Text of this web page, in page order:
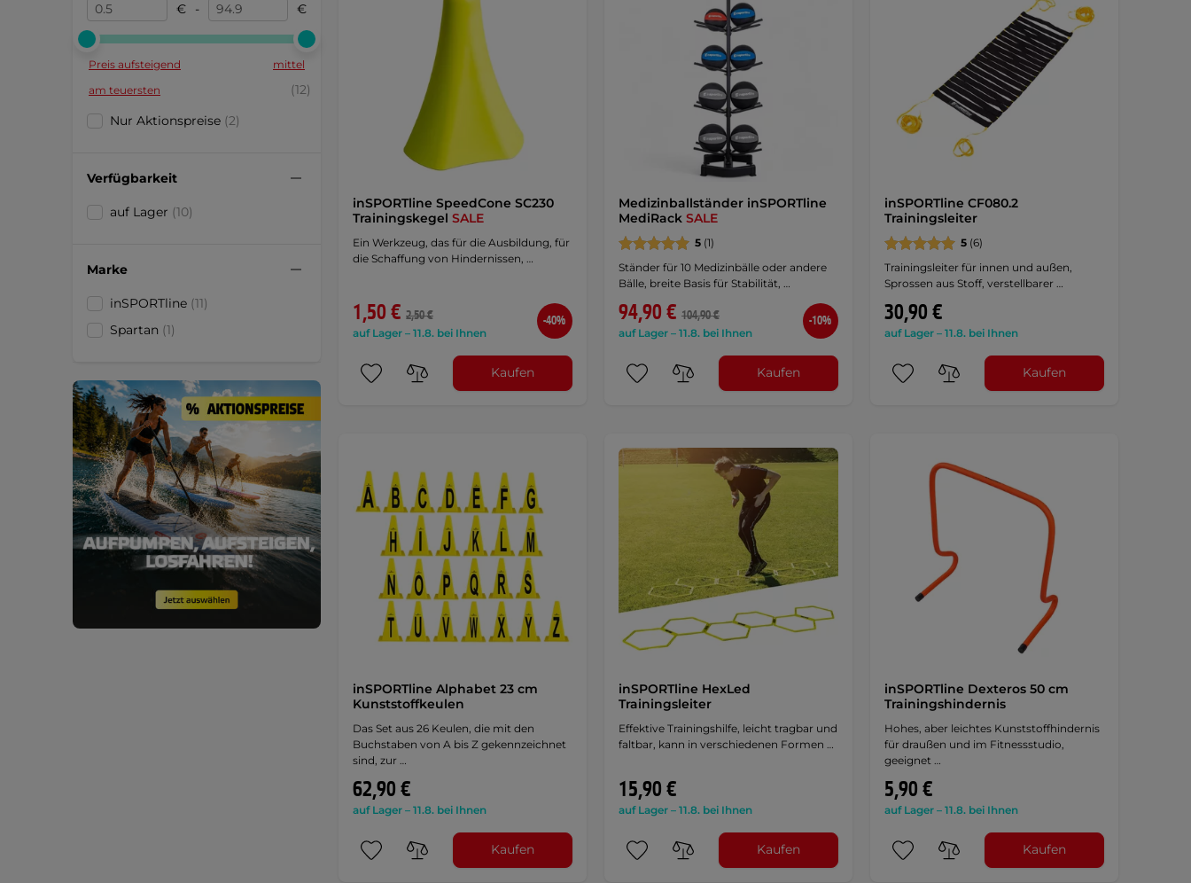
€ - €
Preis aufsteigend
mittel
am teuersten
(12)
Nur Aktionspreise (2)
Verfügbarkeit
auf Lager (10)
Marke
inSPORTline (11)
Spartan (1)
inSPORTline SpeedCone SC230
Trainingskegel SALE
Ein Werkzeug, das für die Ausbildung, für
die Schaffung von Hindernissen, …
1,50 € 2,50 €
auf Lager – 11.8. bei Ihnen
-40%
Kaufen
Medizinballständer inSPORTline
MediRack SALE
5(1)
Ständer für 10 Medizinbälle oder andere
Bälle, breite Basis für Stabilität, …
94,90 € 104,90 €
auf Lager – 11.8. bei Ihnen
-10%
Kaufen
inSPORTline CF080.2
Trainingsleiter
5(6)
Trainingsleiter für innen und außen,
Sprossen aus Stoff, verstellbarer …
30,90 €
auf Lager – 11.8. bei Ihnen
Kaufen
inSPORTline Alphabet 23 cm
Kunststoffkeulen
Das Set aus 26 Keulen, die mit den
Buchstaben von A bis Z gekennzeichnet
sind, zur …
62,90 €
auf Lager – 11.8. bei Ihnen
Kaufen
inSPORTline HexLed
Trainingsleiter
Effektive Trainingshilfe, leicht tragbar und
faltbar, kann in verschiedenen Formen …
15,90 €
auf Lager – 11.8. bei Ihnen
Kaufen
inSPORTline Dexteros 50 cm
Trainingshindernis
Hohes, aber leichtes Kunststoffhindernis
für draußen und im Fitnessstudio,
geeignet …
5,90 €
auf Lager – 11.8. bei Ihnen
Kaufen